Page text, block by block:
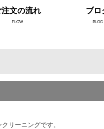
注文の流れ
FLOW
ブロ
BLOG
リーニングです。